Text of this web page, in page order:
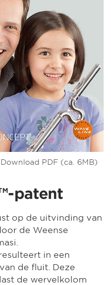
PDF (ca. 6MB)
patent
op de uitvinding van
de Weense
in een
de fluit. Deze
de wervelkolom